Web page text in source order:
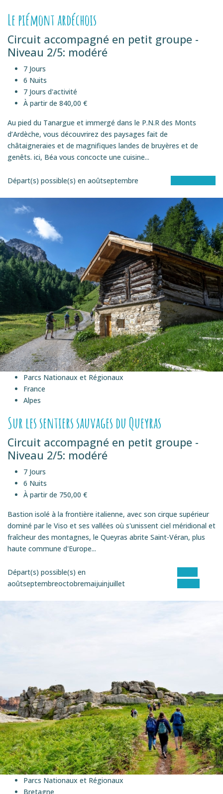
Le piémont ardéchois
Circuit accompagné en petit groupe -
Niveau 2/5: modéré
7 Jours
6 Nuits
7 Jours d'activité
À partir de 840,00 €
Au pied du Tanargue et immergé dans le P.N.R des Monts
d’Ardèche, vous découvrirez des paysages fait de
châtaigneraies et de magnifiques landes de bruyères et de
genêts. ici, Béa vous concocte une cuisine...
Départ(s) possible(s) en aoûtseptembre
Parcs Nationaux et Régionaux
France
Alpes
Sur les sentiers sauvages du Queyras
Circuit accompagné en petit groupe -
Niveau 2/5: modéré
7 Jours
6 Nuits
À partir de 750,00 €
Bastion isolé à la frontière italienne, avec son cirque supérieur
dominé par le Viso et ses vallées où s'unissent ciel méridional et
fraîcheur des montagnes, le Queyras abrite Saint-Véran, plus
haute commune d'Europe...
Départ(s) possible(s) en
aoûtseptembreoctobremaijuinjuillet
Parcs Nationaux et Régionaux
Bretagne